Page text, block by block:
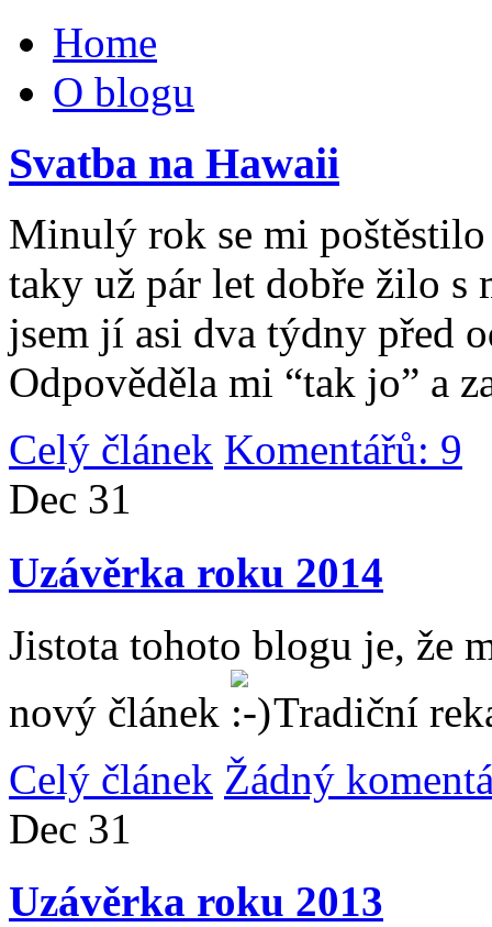
Home
O blogu
Svatba na Hawaii
Minulý rok se mi
taky už pár let dobře žilo
jsem jí asi dva týdny před
Odpověděla mi “tak jo” a
Celý článek Komentářů: 9
Dec 31
Uzávěrka roku 2014
Jistota tohoto blogu je, že
nový článek
Tradiční
Celý článek Žádný
Dec 31
Uzávěrka roku 2013